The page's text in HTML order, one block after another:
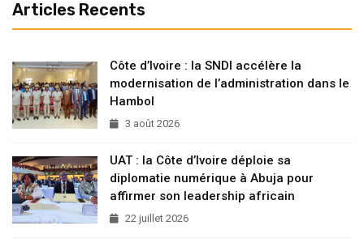
Articles Recents
Côte d’Ivoire : la SNDI accélère la
modernisation de l’administration dans le
Hambol
3 août 2026
UAT : la Côte d’Ivoire déploie sa
diplomatie numérique à Abuja pour
affirmer son leadership africain
22 juillet 2026